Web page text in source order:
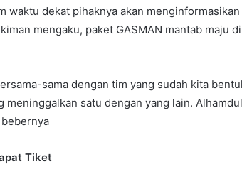
waktu dekat pihaknya akan
mengaku, paket GASMAN mantab maju
sama dengan tim yang sudah kita
satu dengan yang lain.
bebernya
Tiket